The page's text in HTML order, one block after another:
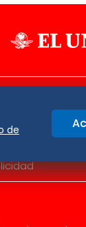
Oaxaca
de